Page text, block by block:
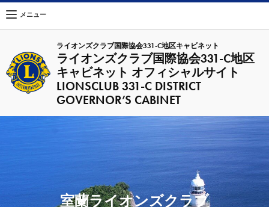
ライオンズクラブ国際協会331-C地区キャビネット
ライオンズクラブ国際協会331-C地区
キャビネット オフィシャルサイト
LIONSCLUB 331-C DISTRICT
GOVERNOR’S CABINET
メニュー
室蘭ライオンズクラブ